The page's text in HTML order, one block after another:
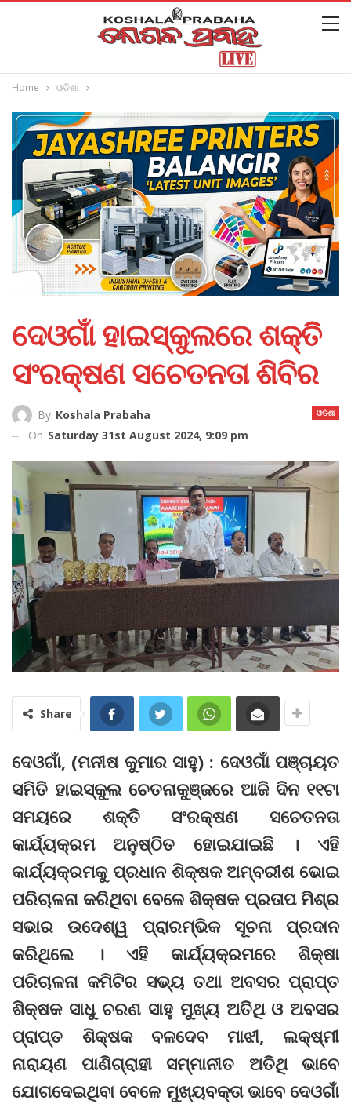
Home ଓଡିଶା
ଦେଓଗାଁ ହାଇସ୍କୁଲରେ ଶକ୍ତି
ସଂରକ୍ଷଣ ସଚେତନତା ଶିବିର
ଓଡିଶା
By Koshala Prabaha
On Saturday 31st August 2024, 9:09 pm
Share
ଦେଓଗାଁ, (ମନୀଷ କୁମାର ସାହୁ) : ଦେଓଗାଁ ପଞ୍ଚାୟତ
ସମିତି ହାଇସ୍କୁଲ ଚେତନାକୁଞ୍ଜରେ ଆଜି ଦିନ ୧୧ଟା
ସମୟରେ ଶକ୍ତି ସଂରକ୍ଷଣ ସଚେତନତା
କାର୍ଯ୍ୟକ୍ରମ ଅନୁଷ୍ଠିତ ହୋଇଯାଇଛି । ଏହି
କାର୍ଯ୍ୟକ୍ରମକୁ ପ୍ରଧାନ ଶିକ୍ଷକ ଅମ୍ବରୀଶ ଭୋଇ
ପରିଚାଳନା କରିଥିବା ବେଳେ ଶିକ୍ଷକ ପ୍ରତାପ ମିଶ୍ର
ସଭାର ଉଦେଶ୍ୱ ପ୍ରାରମ୍ଭିକ ସୂଚନା ପ୍ରଦାନ
କରିଥିଲେ । ଏହି କାର୍ଯ୍ୟକ୍ରମରେ ଶିକ୍ଷା
ପରିଚାଳନା କମିଟିର ସଭ୍ୟ ତଥା ଅବସର ପ୍ରାପ୍ତ
ଶିକ୍ଷକ ସାଧୁ ଚରଣ ସାହୁ ମୁଖ୍ୟ ଅତିଥି ଓ ଅବସର
ପ୍ରାପ୍ତ ଶିକ୍ଷକ ବଳଦେବ ମାଝୀ, ଲକ୍ଷ୍ମୀ
ନାରାୟଣ ପାଣିଗ୍ରାହୀ ସମ୍ମାନୀତ ଅତିଥି ଭାବେ
ଯୋଗଦେଇଥିବା ବେଳେ ମୁଖ୍ୟବକ୍ତା ଭାବେ ଦେଓଗାଁ